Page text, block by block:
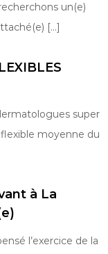
un(e)
[…]
super
moyenne du
à La
l’exercice de la